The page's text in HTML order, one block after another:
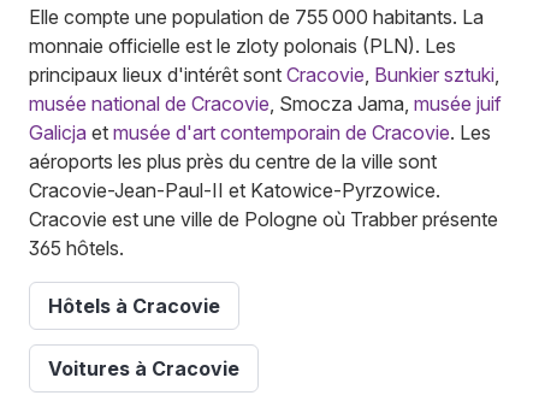
Elle compte une population de 755 000 habitants. La
monnaie officielle est le zloty polonais (PLN). Les
principaux lieux d'intérêt sont Cracovie, Bunkier sztuki,
musée national de Cracovie, Smocza Jama, musée juif
Galicja et musée d'art contemporain de Cracovie. Les
aéroports les plus près du centre de la ville sont
Cracovie-Jean-Paul-II et Katowice-Pyrzowice.
Cracovie est une ville de Pologne où Trabber présente
365 hôtels.
Hôtels à Cracovie
Voitures à Cracovie